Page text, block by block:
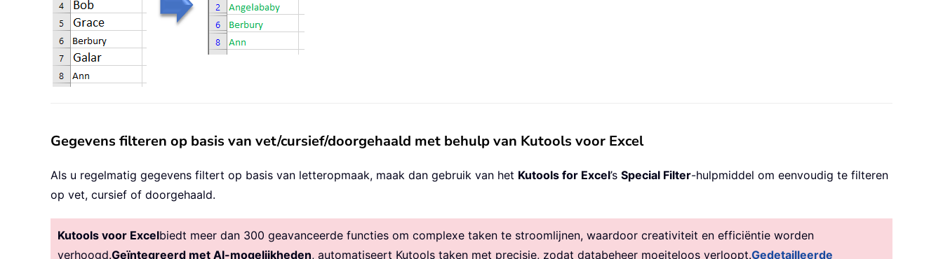
Gegevens filteren op basis van vet/cursief/doorgehaald met behulp van Kutools voor Excel
Als u regelmatig gegevens filtert op basis van letteropmaak, maak dan gebruik van het Kutools for Excel’s Special Filter-hulpmiddel om eenvoudig te filteren
op vet, cursief of doorgehaald.
Kutools voor Excelbiedt meer dan 300 geavanceerde functies om complexe taken te stroomlijnen, waardoor creativiteit en efficiëntie worden
verhoogd.Geïntegreerd met AI-mogelijkheden, automatiseert Kutools taken met precisie, zodat databeheer moeiteloos verloopt.Gedetailleerde